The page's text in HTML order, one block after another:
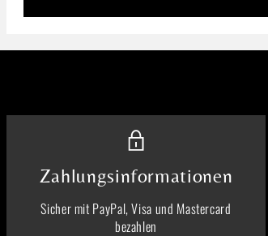
Zahlungsinformationen
Sicher mit PayPal, Visa und Mastercard
bezahlen